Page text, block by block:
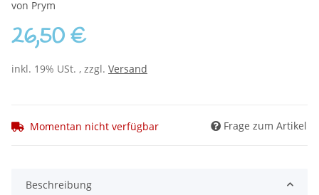
von Prym
26,50 €
inkl. 19% USt. , zzgl. Versand
Momentan nicht verfügbar Frage zum Artikel
Beschreibung